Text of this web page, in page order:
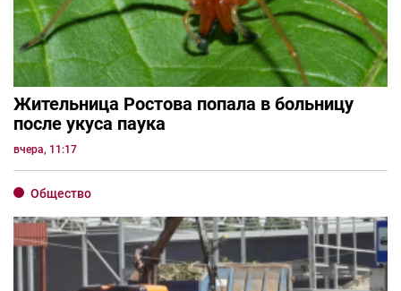
Жительница Ростова попала в больницу
после укуса паука
вчера, 11:17
Общество